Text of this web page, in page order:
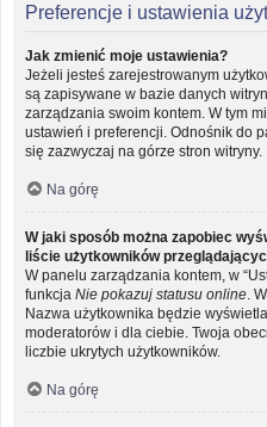
Preferencje i ustawienia
Jak zmienić moje ustawienia?
Jeżeli jesteś zarejestrowanym
są zapisywane w bazie danych
zarządzania swoim kontem. W tym
ustawień i preferencji. Odnośnik do
się zazwyczaj na górze stron witryny.
Na górę
W jaki sposób można zapobiec
liście użytkowników
W panelu zarządzania kontem, w
funkcja Nie pokazuj statusu online .
Nazwa użytkownika będzie
moderatorów i dla ciebie. Twoja
liczbie ukrytych użytkowników.
Na górę